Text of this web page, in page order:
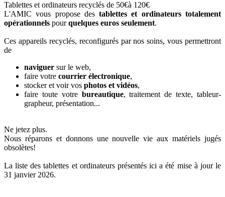
Tablettes et ordinateurs recyclés de 50€à 120€
L'AMIC vous propose destablettes et ordinateurs totalement
opérationnels pourquelques euros seulement.
Ces appareils recyclés, reconfigurés par nos soins, vous permettront
de
naviguer sur le web,
faire votre courrier électronique,
stocker et voir vos photos et vidéos,
faire toute votre bureautique, traitement de texte, tableur-
grapheur, présentation...
Ne jetez plus.
Nous réparons et donnons une nouvelle vie aux matériels jugés
obsolètes!
La liste des tablettes et ordinateurs présentés ici a été mise à jour le
31 janvier 2026.